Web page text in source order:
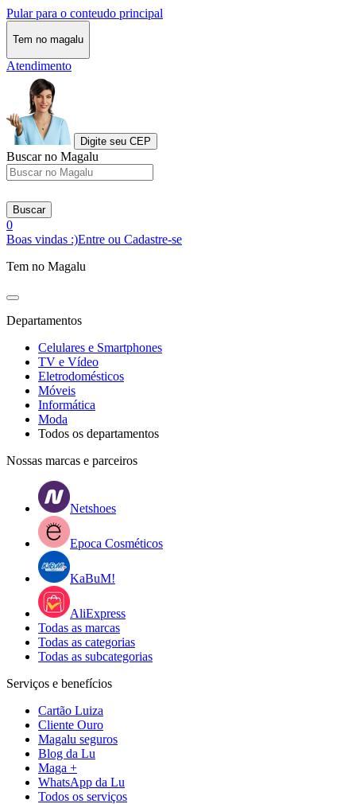
Pular para o conteudo principal
Tem no magalu
Atendimento
Digite seu CEP
Buscar no Magalu
Buscar
0
Boas vindas :)Entre ou Cadastre-se
Tem no Magalu
Departamentos
Celulares e Smartphones
TV e Vídeo
Eletrodomésticos
Móveis
Informática
Moda
Todos os departamentos
Nossas marcas e parceiros
Netshoes
Epoca Cosméticos
KaBuM!
AliExpress
Todas as marcas
Todas as categorias
Todas as subcategorias
Serviços e benefícios
Cartão Luiza
Cliente Ouro
Magalu seguros
Blog da Lu
Maga +
WhatsApp da Lu
Todos os serviços